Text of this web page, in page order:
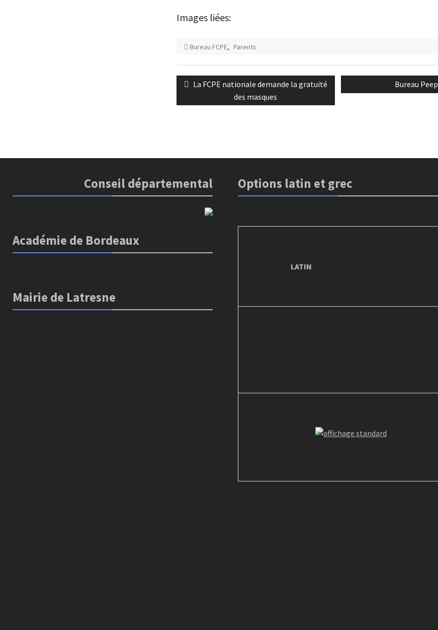
Images liées:
Bureau FCPE, Parents
Navigation
de
l’article
Previous
La FCPE nationale demande la gratuité
des masques
Next
post:
Bureau Peep
Conseil départemental
Académie de Bordeaux
Mairie de Latresne
Options latin et grec
LATIN